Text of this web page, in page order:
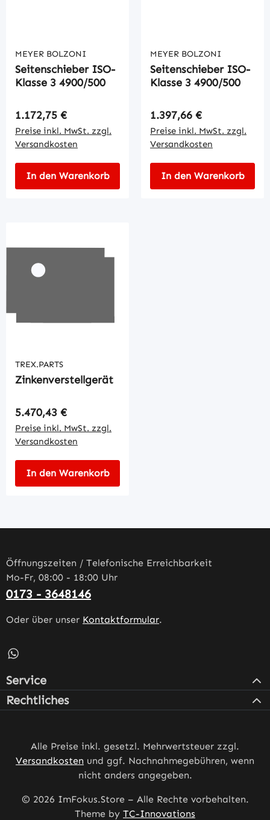
MEYER BOLZONI
Seitenschieber ISO-
Klasse 3 4900/500
Regulärer Preis:
1.172,75 €
Preise inkl. MwSt. zzgl.
Versandkosten
In den Warenkorb
MEYER BOLZONI
Seitenschieber ISO-
Klasse 3 4900/500
Regulärer Preis:
1.397,66 €
Preise inkl. MwSt. zzgl.
Versandkosten
In den Warenkorb
TREX.PARTS
Zinkenverstellgerät
Regulärer Preis:
5.470,43 €
Preise inkl. MwSt. zzgl.
Versandkosten
In den Warenkorb
Öffnungszeiten / Telefonische Erreichbarkeit
Mo-Fr, 08:00 - 18:00 Uhr
0173 - 3648146
Oder über unser Kontaktformular.
Schreib uns auf WhatsApp – öffnet in neuem Tab
Service
Rechtliches
Alle Preise inkl. gesetzl. Mehrwertsteuer zzgl.
Versandkosten und ggf. Nachnahmegebühren, wenn
nicht anders angegeben.
© 2026 ImFokus.Store – Alle Rechte vorbehalten.
Theme by TC-Innovations